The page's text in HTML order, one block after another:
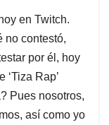
en Twitch.
no contestó,
por él, hoy
Rap’
Pues nosotros,
así como yo